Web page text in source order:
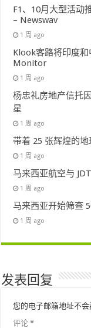
F1、10月大型活动
– Newswav
1 周 ago
Klook客路将印度
Monitor
1 周 ago
杨忠礼房地产信托
星
1 周 ago
带着 25 张辉煌的
1 周 ago
马来西亚航空与
1 周 ago
马来西亚开始筛查
1 周 ago
发表回复
您的电子邮箱地址不会
评论*